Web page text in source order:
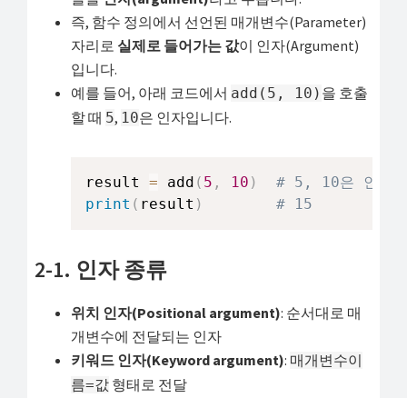
즉, 함수 정의에서 선언된 매개변수(Parameter)
자리로 실제로 들어가는 값이 인자(Argument)
입니다.
예를 들어, 아래 코드에서 add(5, 10) 을 호출
할 때 5, 10은 인자입니다.
result = add ( 5 , 10 )
# 5, 10은 인자
print ( result ) # 15
2-1. 인자 종류
위치 인자(Positional argument): 순서대로 매
개변수에 전달되는 인자
키워드 인자(Keyword argument): 매개변수이
름=값 형태로 전달